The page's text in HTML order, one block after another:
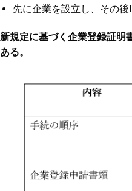
先に企業を設立し、その
新規定に基づく企業登録証明
ある。